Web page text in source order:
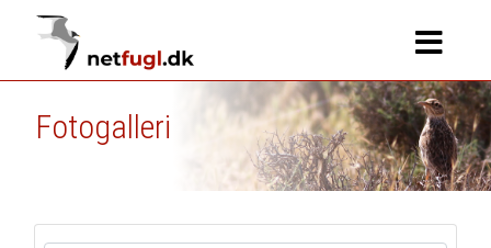
Fotogalleri